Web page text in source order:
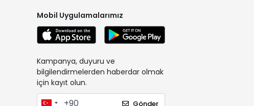
Mobil Uygulamalarımız
Kampanya, duyuru ve
bilgilendirmelerden haberdar olmak
için kayıt olun.
Gönder